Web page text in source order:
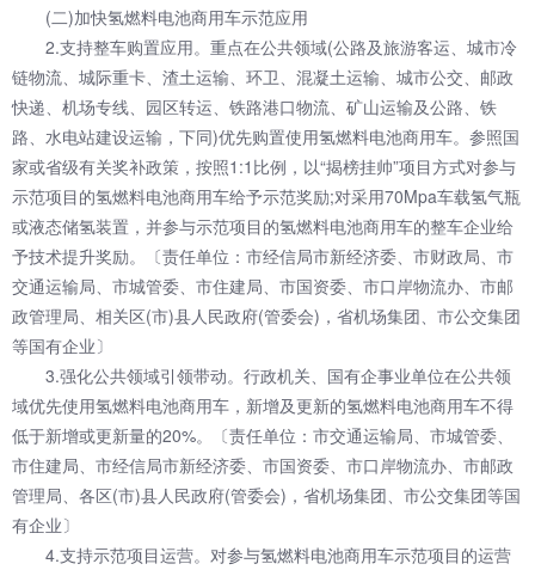
(二)加快氢燃料电池商用车示范应用
2.支持整车购置应用。重点在公共领域(公路及旅游客运、城市冷
链物流、城际重卡、渣土运输、环卫、混凝土运输、城市公交、邮政
快递、机场专线、园区转运、铁路港口物流、矿山运输及公路、铁
路、水电站建设运输，下同)优先购置使用氢燃料电池商用车。参照国
家或省级有关奖补政策，按照1:1比例，以“揭榜挂帅”项目方式对参与
示范项目的氢燃料电池商用车给予示范奖励;对采用70Mpa车载氢气瓶
或液态储氢装置，并参与示范项目的氢燃料电池商用车的整车企业给
予技术提升奖励。〔责任单位：市经信局市新经济委、市财政局、市
交通运输局、市城管委、市住建局、市国资委、市口岸物流办、市邮
政管理局、相关区(市)县人民政府(管委会)，省机场集团、市公交集团
等国有企业〕
3.强化公共领域引领带动。行政机关、国有企事业单位在公共领
域优先使用氢燃料电池商用车，新增及更新的氢燃料电池商用车不得
低于新增或更新量的20%。〔责任单位：市交通运输局、市城管委、
市住建局、市经信局市新经济委、市国资委、市口岸物流办、市邮政
管理局、各区(市)县人民政府(管委会)，省机场集团、市公交集团等国
有企业〕
4.支持示范项目运营。对参与氢燃料电池商用车示范项目的运营